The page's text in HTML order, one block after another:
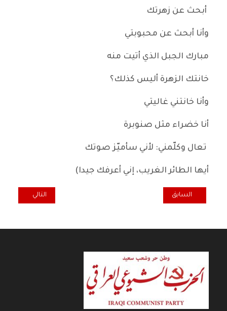
أبحث عن زهرتك
وأنا أبحث عن محبوبتي
مبارك الجبل الذي أتيت منه
خانتك الزهرة أليس كذلك؟
وأنا خانتني غاليتي
أنا خضراء مثل صنوبرة
تعال وكلّمني: لأني سأميّز صوتك
أيها الطائر الغريب، إني أعرفك جيدا)
المقال السابق: كرسي للعجزة.. هايكو عراقي
السابق المقال التالي:
التالي